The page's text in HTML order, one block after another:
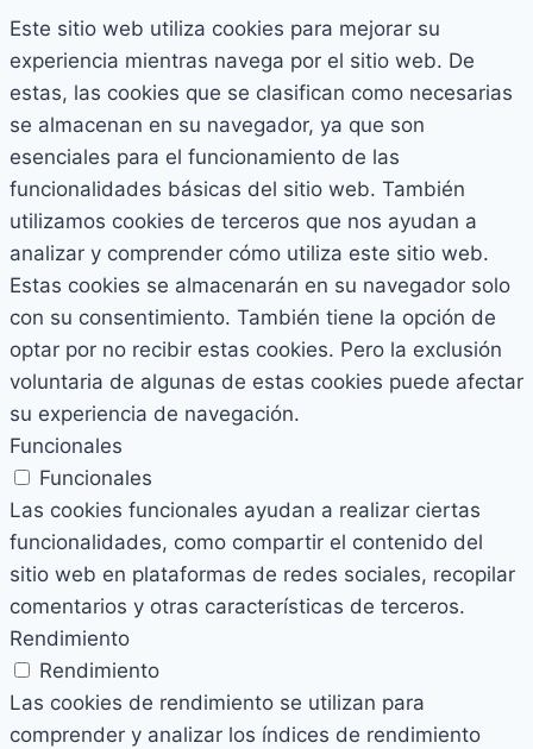
Este sitio web utiliza cookies para mejorar su
experiencia mientras navega por el sitio web. De
estas, las cookies que se clasifican como necesarias
se almacenan en su navegador, ya que son
esenciales para el funcionamiento de las
funcionalidades básicas del sitio web. También
utilizamos cookies de terceros que nos ayudan a
analizar y comprender cómo utiliza este sitio web.
Estas cookies se almacenarán en su navegador solo
con su consentimiento. También tiene la opción de
optar por no recibir estas cookies. Pero la exclusión
voluntaria de algunas de estas cookies puede afectar
su experiencia de navegación.
Funcionales
Funcionales
Las cookies funcionales ayudan a realizar ciertas
funcionalidades, como compartir el contenido del
sitio web en plataformas de redes sociales, recopilar
comentarios y otras características de terceros.
Rendimiento
Rendimiento
Las cookies de rendimiento se utilizan para
comprender y analizar los índices de rendimiento